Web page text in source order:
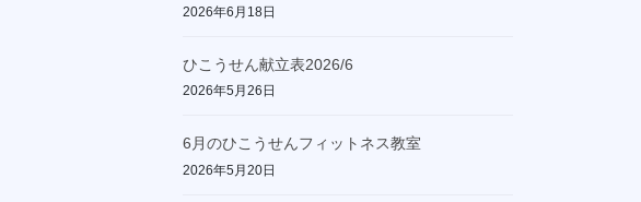
2026年6月18日
ひこうせん献立表2026/6
2026年5月26日
6月のひこうせんフィットネス教室
2026年5月20日